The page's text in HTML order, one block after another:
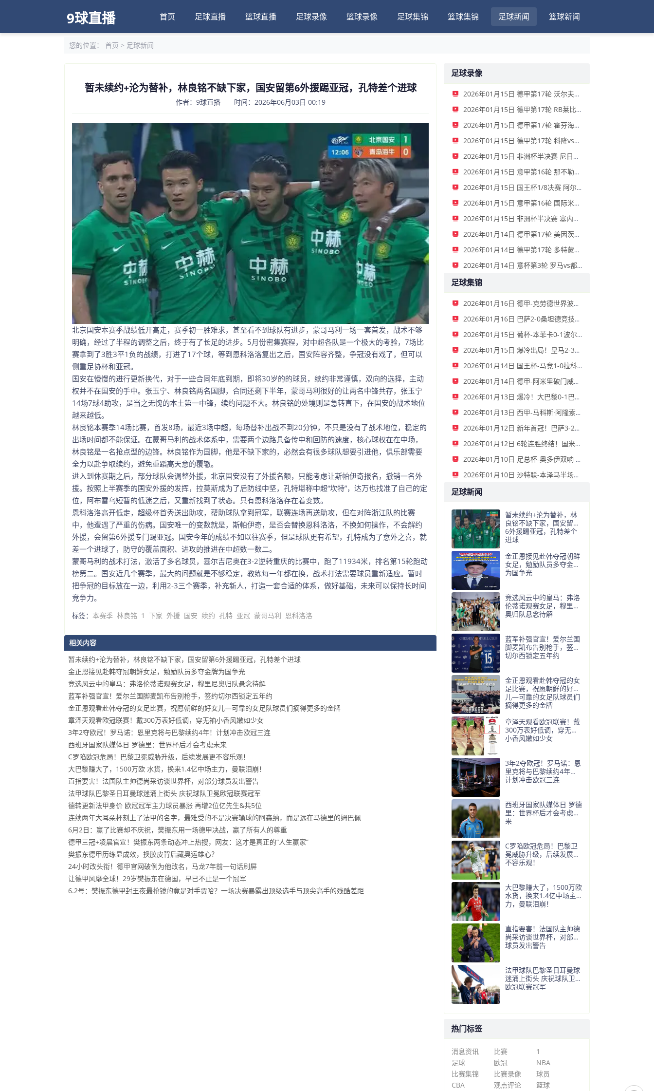
9球直播 首页 足球直播 篮球直播 足球录像 篮球录像 足球集锦 篮球集锦 足球新闻 篮球新闻
您的位置： 首页 > 足球新闻
暂未续约+沦为替补，林良铭不缺下家，国安留第6外援踢亚冠，孔特差个进球
作者：9球直播 时间：2026年06月03日 00:19
北京国安本赛季战绩低开高走，赛季初一胜难求，甚至看不到球队有进步，蒙哥马利一场一套首发，战术不够
明确，经过了半程的调整之后，终于有了长足的进步。5月份密集赛程，对中超各队是一个极大的考验，7场比
赛拿到了3胜3平1负的战绩，打进了17个球，等到恩科洛洛复出之后，国安阵容齐整，争冠没有戏了，但可以
侧重足协杯和亚冠。
国安在慢慢的进行更新换代，对于一些合同年底到期，即将30岁的的球员，续约非常谨慎，双向的选择，主动
权并不在国安的手中。张玉宁、林良铭两名国脚，合同还剩下半年，蒙哥马利很好的让两名中锋共存，张玉宁
14场7球4助攻，是当之无愧的本土第一中锋，续约问题不大。林良铭的处境则是急转直下，在国安的战术地位
越来越低。
林良铭本赛季14场比赛，首发8场，最近3场中超，每场替补出战不到20分钟，不只是没有了战术地位，稳定的
出场时间都不能保证。在蒙哥马利的战术体系中，需要两个边路具备传中和回防的速度，核心球权在在中场，
林良铭是一名抢点型的边锋。林良铭作为国脚，他是不缺下家的，必然会有很多球队想要引进他，俱乐部需要
全力以赴争取续约，避免重蹈高天意的覆辙。
进入到休赛期之后，部分球队会调整外援，北京国安没有了外援名额，只能考虑让斯帕伊奇报名，撤销一名外
援。按照上半赛季的国安外援的发挥，拉莫斯成为了后防线中坚，孔特堪称中超“坎特”，达万也找准了自己的定
位，阿布雷乌短暂的低迷之后，又重新找到了状态。只有恩科洛洛存在着变数。
恩科洛洛高开低走，超级杯首秀送出助攻，帮助球队拿到冠军，联赛连场再送助攻，但在对阵浙江队的比赛
中，他遭遇了严重的伤病。国安唯一的变数就是，斯帕伊奇，是否会替换恩科洛洛，不换如何操作，不会解约
外援，会留第6外援专门踢亚冠。国安今年的成绩不如以往赛季，但是球队更有希望，孔特成为了意外之喜，就
差一个进球了，防守的覆盖面积、进攻的推进在中超数一数二。
蒙哥马利的战术打法，激活了多名球员，塞尔吉尼奥在3-2逆转重庆的比赛中，跑了11934米，排名第15轮跑动
榜第二。国安近几个赛季，最大的问题就是不够稳定，教练每一年都在换，战术打法需要球员重新适应。暂时
把争冠的目标放在一边，利用2-3三个赛季，补充新人，打造一套合适的体系，做好基础，未来可以保持长时间
竞争力。
标签： 本赛季 林良铭 1 下家 外援 国安 续约 孔特 亚冠 蒙哥马利 恩科洛洛
相关内容
暂未续约+沦为替补，林良铭不缺下家，国安留第6外援踢亚冠，孔特差个进球
金正恩接见赴韩夺冠朝鲜女足，勉励队员多夺金牌为国争光
竞选风云中的皇马：弗洛伦蒂诺观赛女足，穆里尼奥归队悬念待解
蓝军补强官宣！爱尔兰国脚麦凯布告别枪手，签约切尔西锁定五年约
金正恩观看赴韩夺冠的女足比赛，祝愿朝鲜的好女儿—可靠的女足队球员们摘得更多的金牌
章泽天观看欧冠联赛！戴300万表好低调，穿无袖小香风嫩如少女
3年2夺欧冠！罗马诺：恩里克将与巴黎续约4年！计划冲击欧冠三连
西班牙国家队媒体日 罗德里：世界杯后才会考虑未来
C罗陷欧冠危局！巴黎卫冕威胁升级，后续发展更不容乐观！
大巴黎赚大了，1500万欧 水货，换来1.4亿中场主力，曼联泪崩！
直指要害！法国队主帅德尚采访谈世界杯，对部分球员发出警告
法甲球队巴黎圣日耳曼球迷涌上街头 庆祝球队卫冕欧冠联赛冠军
德转更新法甲身价 欧冠冠军主力球员暴涨 再增2位亿先生&共5位
连续两年大耳朵杯刻上了法甲的名字，最难受的不是决赛输球的阿森纳，而是远在马德里的姆巴佩
6月2日：赢了比赛却不庆祝，樊振东用一场德甲决战，赢了所有人的尊重
德甲三冠+凌晨官宣！樊振东两条动态冲上热搜，网友：这才是真正的“人生赢家”
樊振东德甲历练显成效，换胶皮背后藏奥运雄心？
24小时改头衔！德甲官网破例为他改名，马龙7年前一句话刷屏
让德甲风靡全球！29岁樊振东在德国，早已不止是一个冠军
6.2号：樊振东德甲封王夜最抢镜的竟是对手贾哈？一场决赛暴露出顶级选手与顶尖高手的残酷差距
足球录像
2026年01月15日 德甲第17轮 沃尔夫斯堡vs圣保利 全场录像
2026年01月15日 德甲第17轮 RB莱比锡vs弗赖堡 全场录像
2026年01月15日 德甲第17轮 霍芬海姆vs门兴 全场录像
2026年01月15日 德甲第17轮 科隆vs拜仁慕尼黑 全场录像
2026年01月15日 非洲杯半决赛 尼日利亚vs摩洛哥 全场录像
2026年01月15日 意甲第16轮 那不勒斯vs帕尔马 全场录像
2026年01月15日 国王杯1/8决赛 阿尔瓦塞特vs皇家马德里 全场录像
2026年01月15日 意甲第16轮 国际米兰vs莱切 全场录像
2026年01月15日 非洲杯半决赛 塞内加尔vs埃及 全场录像
2026年01月14日 德甲第17轮 美因茨vs海登海姆 全场录像
2026年01月14日 德甲第17轮 多特蒙德vs不莱梅 全场录像
2026年01月14日 意杯第3轮 罗马vs都灵 全场录像
足球集锦
2026年01月16日 德甲-克劳德世界波柳比西奇绝平 十人柏林联合1-1奥格斯堡
2026年01月16日 巴萨2-0桑坦德竞技晋级国王杯八强 费兰单刀球破门亚马尔建功
2026年01月15日 葡杯-本菲卡0-1波尔图止步八强 贝德纳雷克制胜帕夫利季斯失良机
2026年01月15日 爆冷出局！皇马2-3遭西乙队阿尔瓦塞特补时绝杀 无缘国王杯8强
2026年01月14日 国王杯-马竞1-0拉科鲁尼亚 格列兹曼十分角任意球破门+远射中横梁
2026年01月14日 德甲-阿米里破门威德默建功 美因茨2-1海登海姆
2026年01月13日 爆冷！大巴黎0-1巴黎FC止步法国杯32强 登贝莱失单刀埃梅里中框
2026年01月13日 西甲-马科斯·阿隆索点射制胜 塞尔塔客场1-0塞维利亚
2026年01月12日 新年首冠！巴萨3-2皇马卫冕西超杯 拉菲尼亚双响维尼修斯一条龙
2026年01月12日 6轮连胜终结！国米2-2那不勒斯 麦克托米奈双响恰20点射孔蒂染红
2026年01月10日 足总杯-奥多伊双响 点球大战诺丁汉森林6-7雷克瑟姆
2026年01月10日 沙特联-本泽马半场戴帽 吉达联合4-0拉斯永恒
足球新闻
暂未续约+沦为替补，林
良铭不缺下家，国安留第
6外援踢亚冠，孔特差个
进球
金正恩接见赴韩夺冠朝鲜
女足，勉励队员多夺金牌
为国争光
竞选风云中的皇马：弗洛
伦蒂诺观赛女足，穆里尼
奥归队悬念待解
蓝军补强官宣！爱尔兰国
脚麦凯布告别枪手，签约
切尔西锁定五年约
金正恩观看赴韩夺冠的女
足比赛，祝愿朝鲜的好女
儿—可靠的女足队球员们
摘得更多的金牌
章泽天观看欧冠联赛！戴
300万表好低调，穿无袖
小香风嫩如少女
3年2夺欧冠！罗马诺：恩
里克将与巴黎续约4年！
计划冲击欧冠三连
西班牙国家队媒体日 罗德
里：世界杯后才会考虑未
来
C罗陷欧冠危局！巴黎卫
冕威胁升级，后续发展更
不容乐观！
大巴黎赚大了，1500万欧
水货，换来1.4亿中场主
力，曼联泪崩！
直指要害！法国队主帅德
尚采访谈世界杯，对部分
球员发出警告
法甲球队巴黎圣日耳曼球
迷涌上街头 庆祝球队卫冕
欧冠联赛冠军
热门标签
消息资讯 比赛
1
足球
欧冠
NBA
比赛集锦
比赛录像
球员
CBA
观点评论 篮球